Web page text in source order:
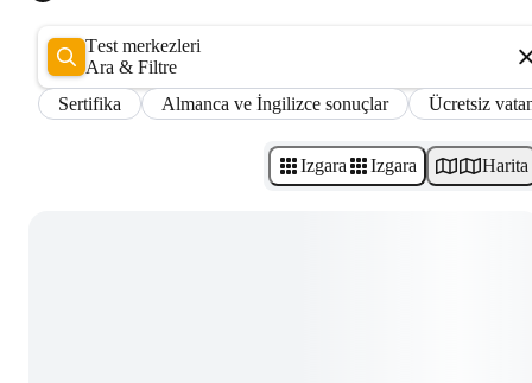
Test merkezleri
Ara & Filtre
Sertifika
Almanca ve İngilizce sonuçlar Ücretsiz
Izgara Izgara Harita